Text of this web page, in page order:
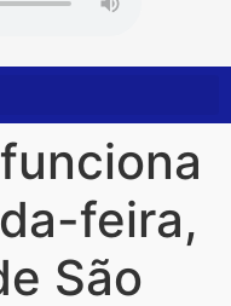
feira,
São